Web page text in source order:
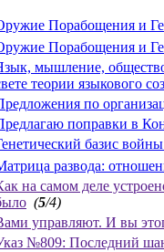
Порабощения и
Порабощения и
мышление,
теории языкового
по
поправки в
базис
развода:
на самом деле
(5/4)
управляют. И вы
№809: Последний